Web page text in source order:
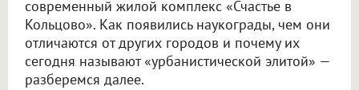
современный жилой комплекс «Счастье в
Кольцово». Как появились наукограды, чем они
отличаются от других городов и почему их
сегодня называют «урбанистической элитой» —
разберемся далее.